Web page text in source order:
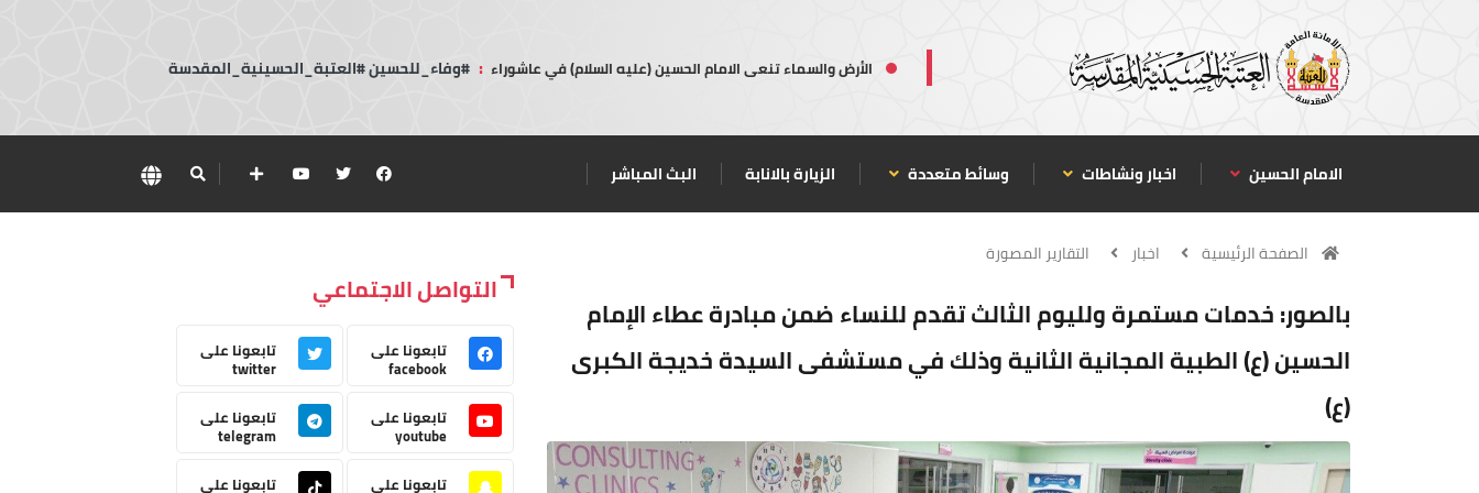
الأرض والسماء تنعى الامام الحسين (عليه السلام) في عاشوراء : #وفاء_للحسين #العتبة_الحسينية_المقدسة
الامام الحسين اخبار ونشاطات وسائط متعددة الزيارة بالانابة البث المباشر
الصفحة الرئيسية اخبار التقارير المصورة
بالصور: خدمات مستمرة ولليوم الثالث تقدم للنساء ضمن مبادرة عطاء الإمام
الحسين (ع) الطبية المجانية الثانية وذلك في مستشفى السيدة خديجة الكبرى
(ع)
التواصل الاجتماعي
تابعونا على
facebook
تابعونا على
twitter
تابعونا على
youtube
تابعونا على
telegram
تابعونا على
تابعونا على